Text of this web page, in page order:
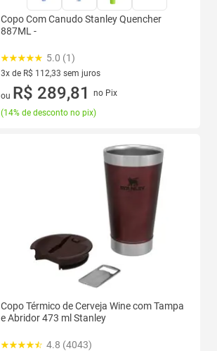
Copo Com Canudo Stanley Quencher
887ML -
5.0 (1)
3x de R$ 112,33 sem juros
3 vez de R$ 112,33 sem juros
ou R$ 289,81
no Pix
(14% de desconto no pix)
Copo Térmico de Cerveja Wine com Tampa
e Abridor 473 ml Stanley
4.8 (4043)